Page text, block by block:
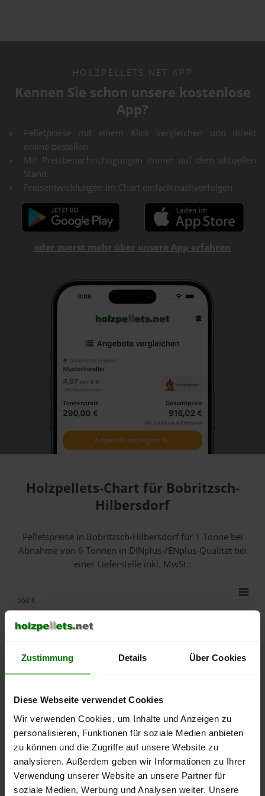
Zustimmung Details Über Cookies
Diese Webseite verwendet Cookies
Wir verwenden Cookies, um Inhalte und Anzeigen zu
personalisieren, Funktionen für soziale Medien anbieten
zu können und die Zugriffe auf unsere Website zu
analysieren. Außerdem geben wir Informationen zu Ihrer
Verwendung unserer Website an unsere Partner für
soziale Medien, Werbung und Analysen weiter. Unsere
HOLZPELLETS.NET APP
Kennen Sie schon unsere kostenlose
App?
Pelletpreise mit einem Klick vergleichen und direkt
online bestellen
Mit Preisbenachrichtigungen immer auf dem aktuellen
Stand
Preisentwicklungen im Chart einfach nachverfolgen
oder zuerst mehr über unsere App erfahren
Holzpellets-Chart für Bobritzsch-
Hilbersdorf
Pelletspreise in Bobritzsch-Hilbersdorf für 1 Tonne bei
Abnahmevon 6 Tonnen in DINplus-/ENplus-Qualität bei
einer Lieferstelle inkl. MwSt.:
September
2025
Januar
2026
Mai
2026
250 €
300 €
450 €
500 €
550 €